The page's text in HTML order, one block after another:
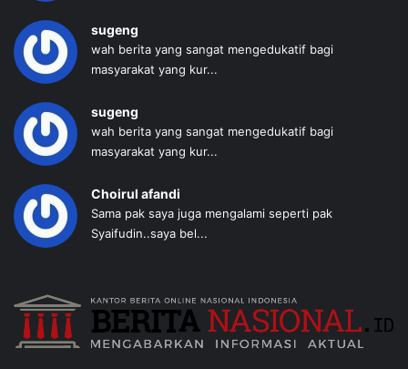
sugeng
wah berita yang sangat mengedukatif bagi
masyarakat yang kur...
sugeng
wah berita yang sangat mengedukatif bagi
masyarakat yang kur...
Choirul afandi
Sama pak saya juga mengalami seperti pak
Syaifudin..saya bel...